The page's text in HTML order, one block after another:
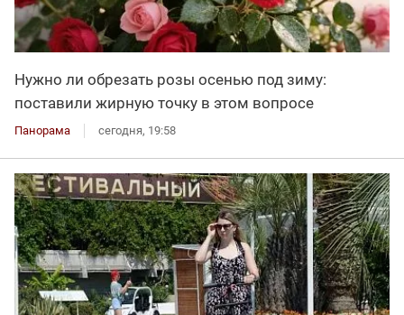
Нужно ли обрезать розы осенью под зиму:
поставили жирную точку в этом вопросе
Панорама сегодня, 19:58